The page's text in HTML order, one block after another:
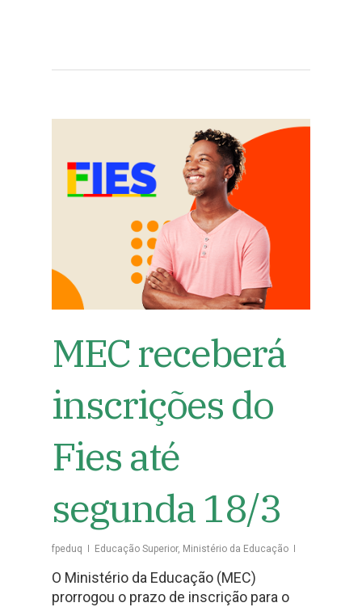
MEC receberá
inscrições do
Fies até
segunda 18/3
fpeduq Educação Superior, Ministério da Educação
O Ministério da Educação (MEC)
prorrogou o prazo de inscrição para o